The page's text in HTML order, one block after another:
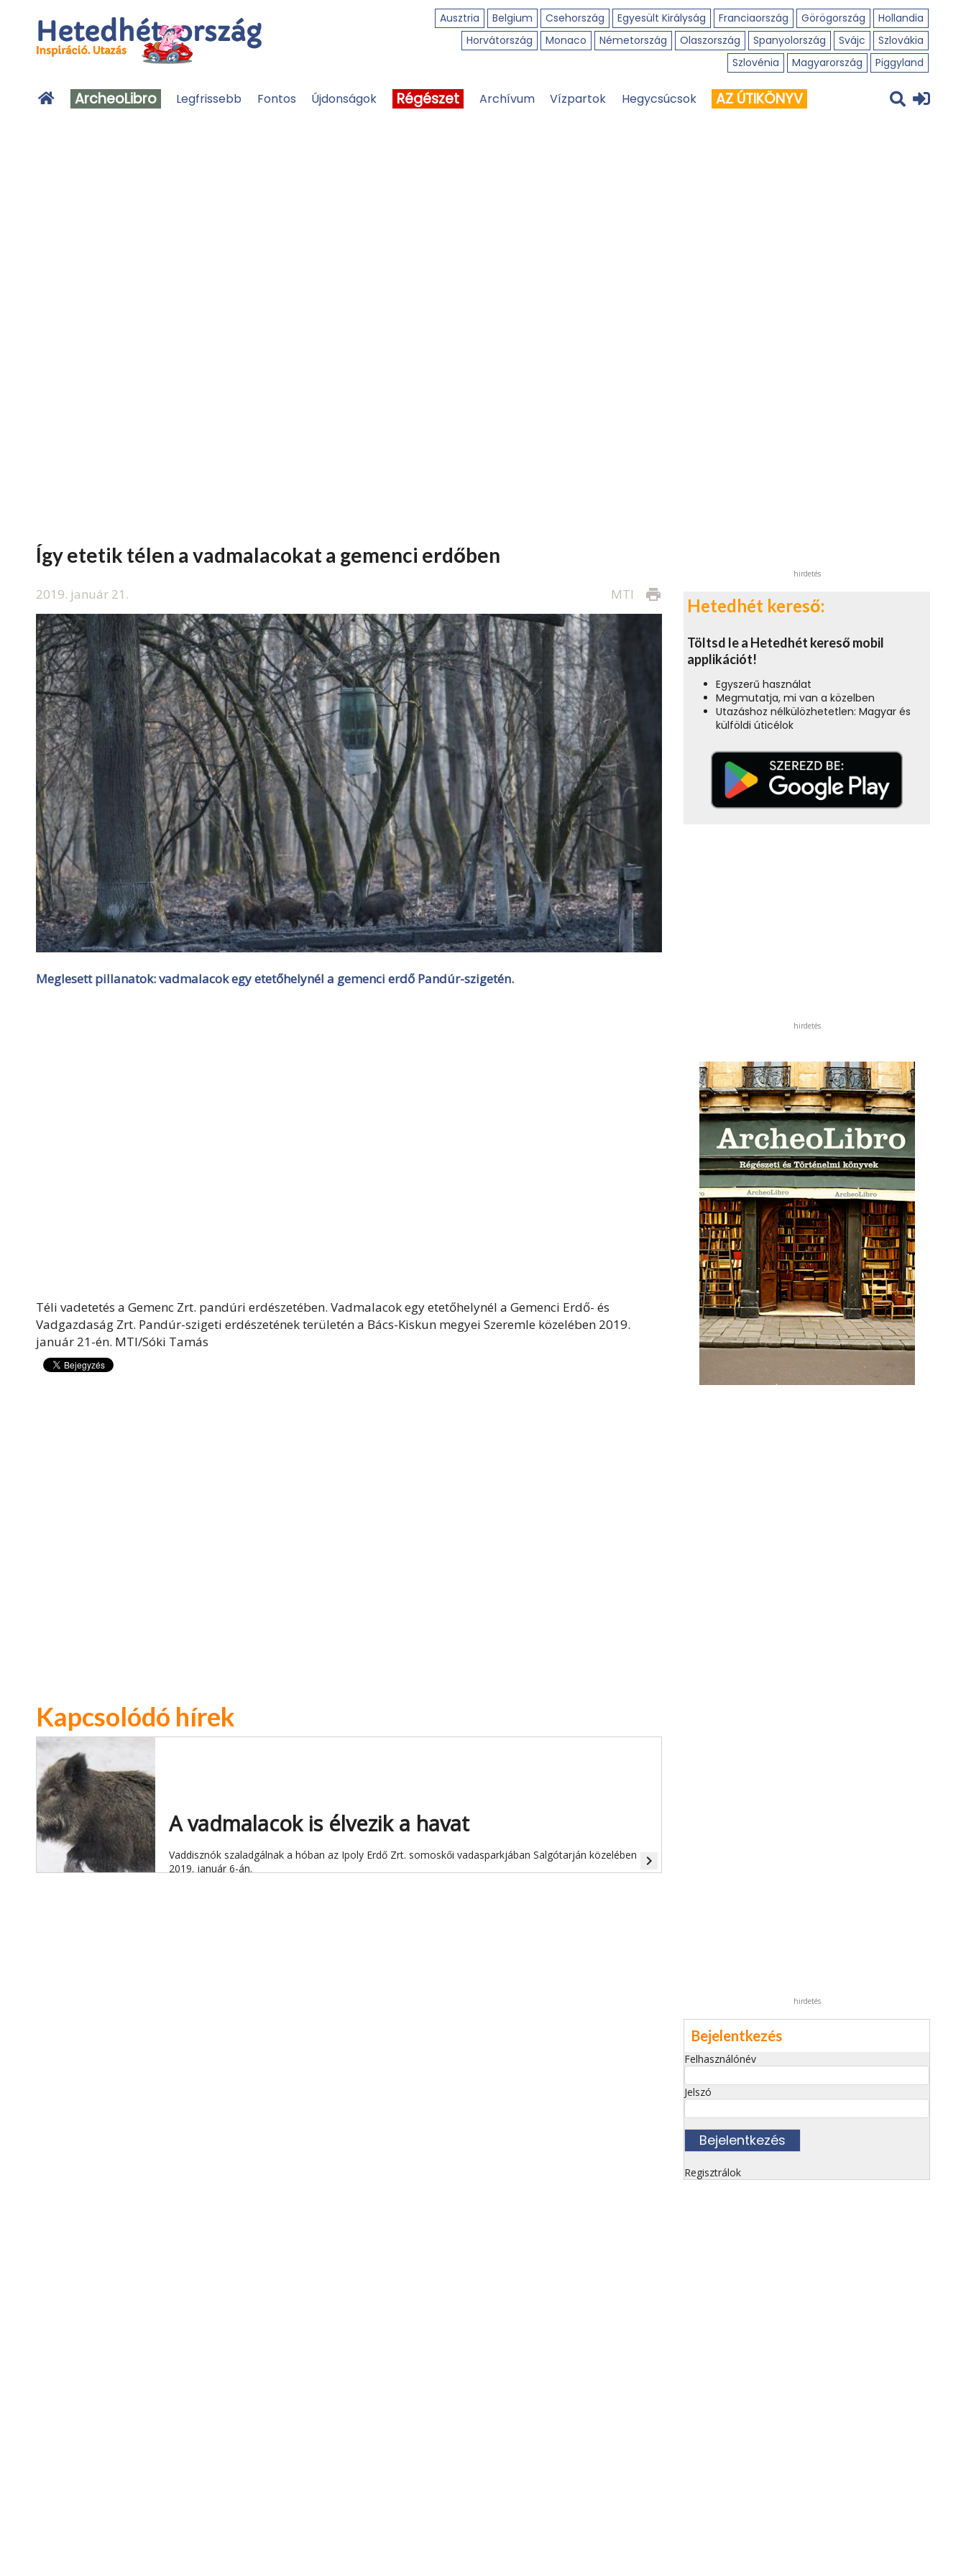
Ausztria Belgium Csehország Egyesült Királyság Franciaország Görögország
Hollandia
Horvátország
Monaco Németország Olaszország Spanyolország Svájc
Szlovákia
Szlovénia
Magyarország Piggyland
ArcheoLibro Legfrissebb Fontos Újdonságok Régészet Archívum Vízpartok Hegycsúcsok AZ ÚTIKÖNYV
Így etetik télen a vadmalacokat a gemenci erdőben
2019. január 21. print
MTI
Meglesett pillanatok: vadmalacok egy etetőhelynél a gemenci erdő Pandúr-szigetén.
Téli vadetetés a Gemenc Zrt. pandúri erdészetében. Vadmalacok egy etetőhelynél a Gemenci Erdő- és
Vadgazdaság Zrt. Pandúr-szigeti erdészetének területén a Bács-Kiskun megyei Szeremle közelében 2019.
január 21-én. MTI/Sóki Tamás
Kapcsolódó hírek
A vadmalacok is élvezik a havat
Vaddisznók szaladgálnak a hóban az Ipoly Erdő Zrt. somoskői vadasparkjában Salgótarján közelében
2019. január 6-án.
navigate_next
hirdetés
Hetedhét kereső:
Töltsd le a Hetedhét kereső mobil
applikációt!
Egyszerű használat
Megmutatja, mi van a közelben
Utazáshoz nélkülözhetetlen: Magyar és
külföldi úticélok
hirdetés
hirdetés
Bejelentkezés
Felhasználónév
Jelszó
Regisztrálok